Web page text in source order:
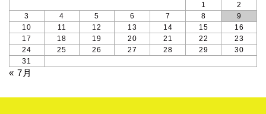
1
2
3
4 5 6 7 8
9
10
11 12 13 14 15
16
17
18 19 20 21 22
23
24
25 26 27 28 29
30
31
« 7月